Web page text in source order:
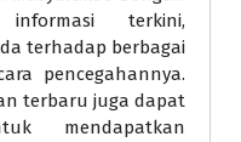
informasi terkini,
terhadap berbagai
pencegahannya.
terbaru juga dapat
mendapatkan